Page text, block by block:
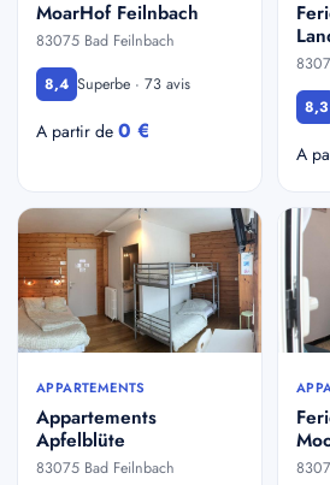
MoarHof Feilnbach
83075 Bad Feilnbach
8,4 Superbe · 73 avis
A partir de 0 €
8,3
A
APPARTEMENTS
Appartements
Apfelblüte
83075 Bad Feilnbach